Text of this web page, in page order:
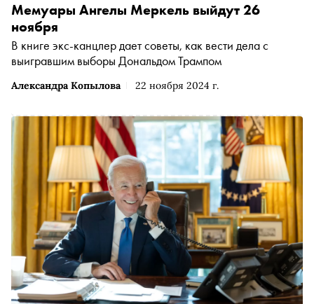
Александра Копылова 22 ноября 2024 г.
Мемуары Ангелы Меркель выйдут 26
ноября
В книге экс-канцлер дает советы, как вести дела с
выигравшим выборы Дональдом Трампом